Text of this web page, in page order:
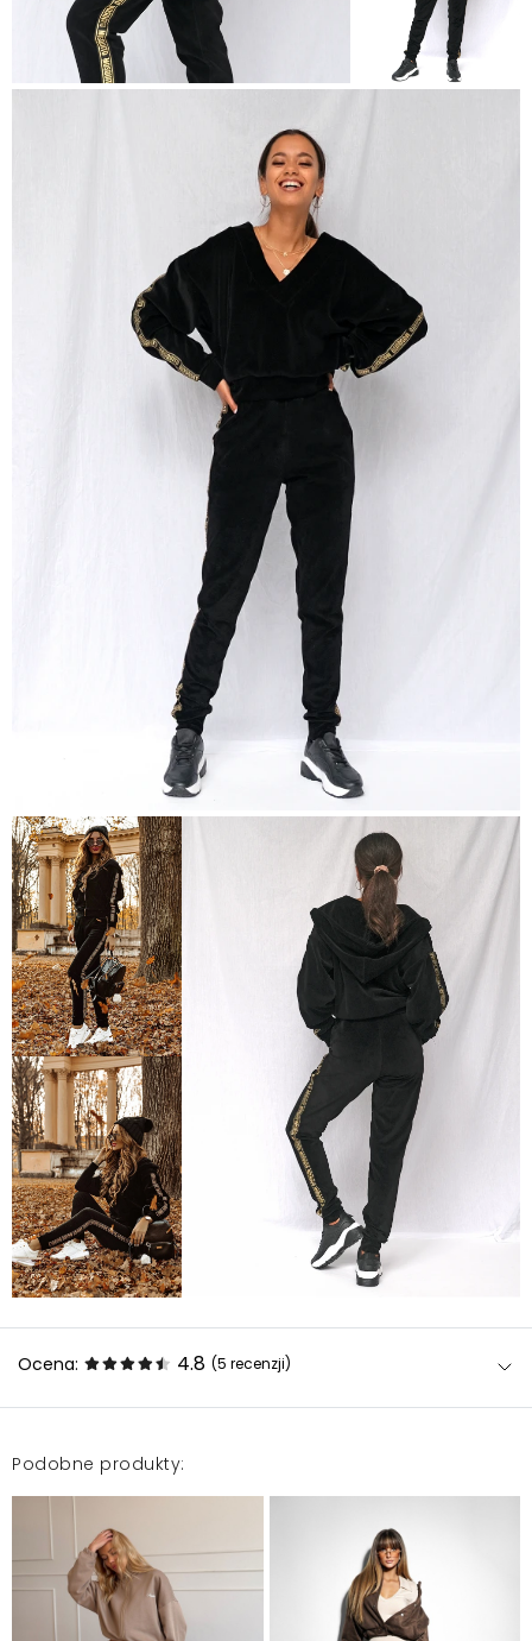
Ocena: 4.8 (5 recenzji)
Spodnie bardzo ładnie uszyte, ale niestety materiał
fatalnej jakości. Dzień po założeniu zaczęły się robić
dziury na szwie, tydzień po również w innych
miejscach
Emilia
Podobne produkty: